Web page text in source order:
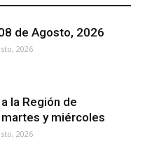
de Agosto, 2026
2026
la Región de
y miércoles
2026